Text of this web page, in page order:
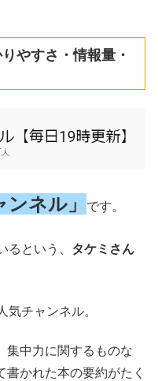
やすさ・情報量・
ンネル」 です。
るという、 タケミさん
気チャンネル。
集中力に関するものな
かれた本の要約がたく